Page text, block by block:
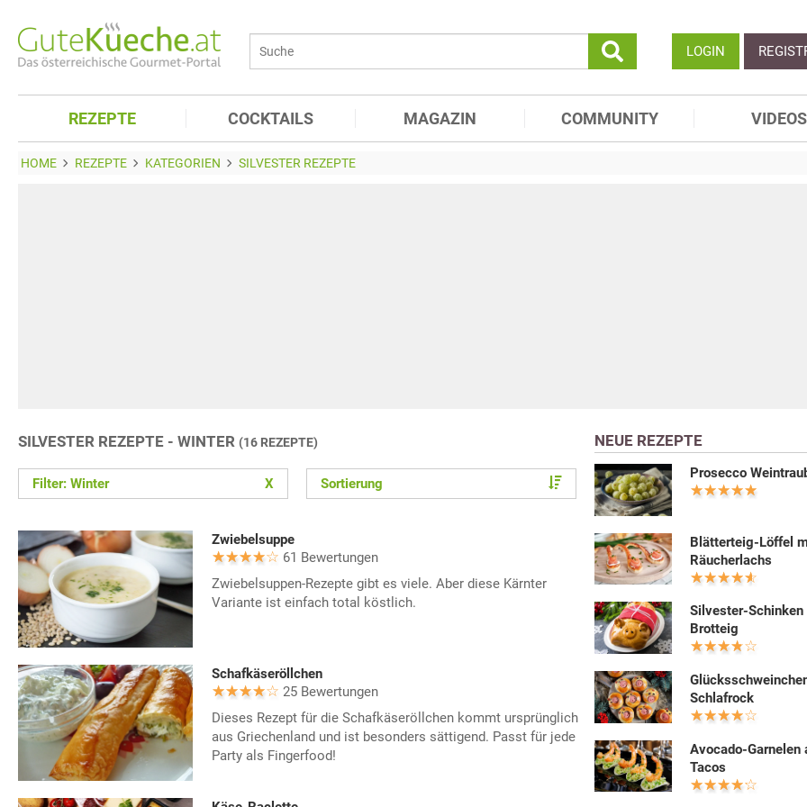
LOGIN
REZEPTE COCKTAILS MAGAZIN COMMUNITY VIDEOS
HOME REZEPTE KATEGORIEN SILVESTER REZEPTE
SILVESTER REZEPTE - WINTER (16 REZEPTE)
Filter: Winter X Sortierung
Zwiebelsuppe
61 Bewertungen
Zwiebelsuppen-Rezepte gibt es viele. Aber diese Kärnter
Variante ist einfach total köstlich.
Schafkäseröllchen
25 Bewertungen
Dieses Rezept für die Schafkäseröllchen kommt ursprünglich
aus Griechenland und ist besonders sättigend. Passt für jede
Party als Fingerfood!
NEUE REZEPTE
Prosecco
Blätterteig-Löffel
Räucherlachs
Silvester-Schinken
Brotteig
Schlafrock
Avocado-Garnelen
Tacos